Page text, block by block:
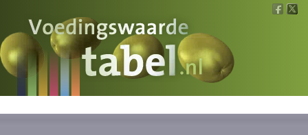
Voedingswaarde
Wat is wat?